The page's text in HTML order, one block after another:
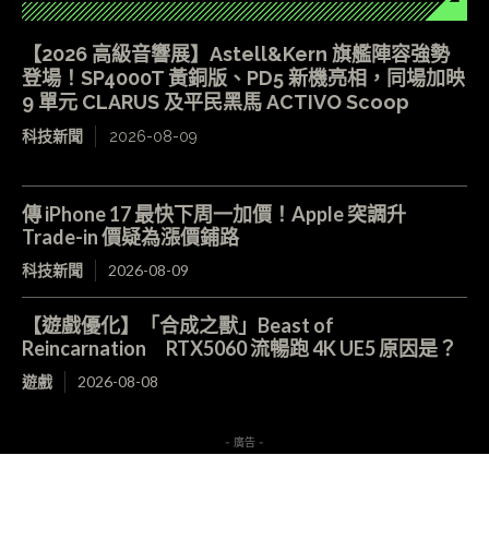
【2026 高級音響展】Astell&Kern 旗艦陣容強勢
登場！SP4000T 黃銅版、PD5 新機亮相，同場加映
9 單元 CLARUS 及平民黑馬 ACTIVO Scoop
科技新聞 2026-08-09
傳 iPhone 17 最快下周一加價！Apple 突調升
Trade-in 價疑為漲價鋪路
科技新聞 2026-08-09
【遊戲優化】「合成之獸」Beast of
Reincarnation RTX5060 流暢跑 4K UE5 原因是？
遊戲 2026-08-08
- 廣告 -